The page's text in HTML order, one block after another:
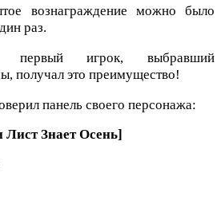
вознаграждение можно было
раз.
первый игрок, выбравший
получал это преимущество!
панель своего персонажа:
Знает Осень]